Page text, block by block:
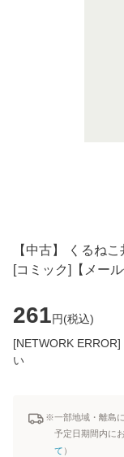
【中古】 くるね
[コミック]【メール
261円(税込)
[NETWORK
い
※一部地域・離島
予定日期間内に
て ）